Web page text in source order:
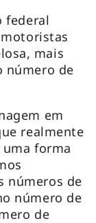
federal
mais
número de
em
realmente
uma forma
números de
número de
de